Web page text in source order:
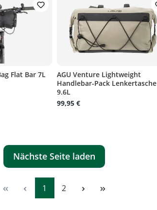
Flat Bar 7L
AGU Venture Lightweight
Handlebar-Pack Lenkertasche
9.6L
99,95 €
Nächste Seite laden
Seite
1 Seite
2